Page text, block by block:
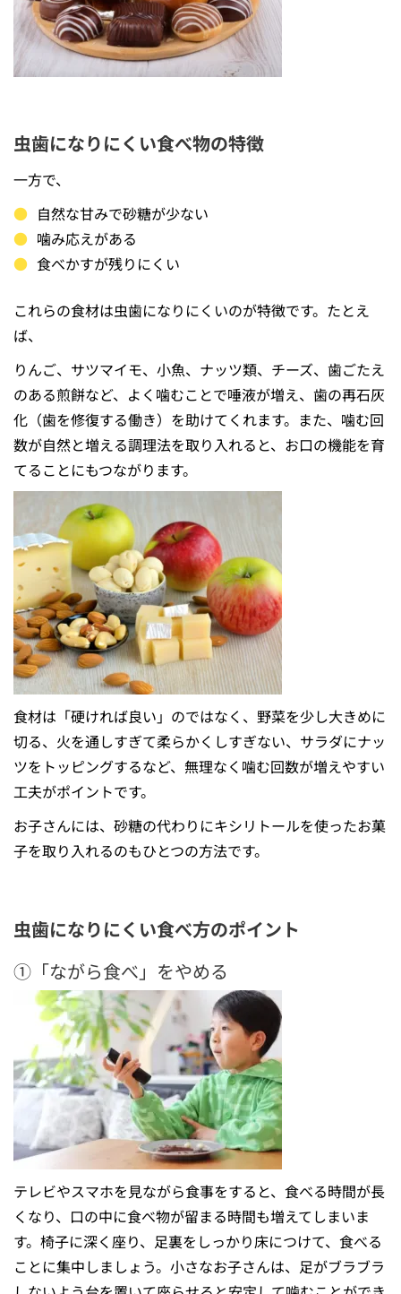
虫歯になりにくい食べ物の特徴
一方で、
自然な甘みで砂糖が少ない
噛み応えがある
食べかすが残りにくい
これらの食材は虫歯になりにくいのが特徴です。たとえ
ば、
りんご、サツマイモ、小魚、ナッツ類、チーズ、歯ごたえ
のある煎餅など、よく噛むことで唾液が増え、歯の再石灰
化（歯を修復する働き）を助けてくれます。また、噛む回
数が自然と増える調理法を取り入れると、お口の機能を育
てることにもつながります。
食材は「硬ければ良い」のではなく、野菜を少し大きめに
切る、火を通しすぎて柔らかくしすぎない、サラダにナッ
ツをトッピングするなど、無理なく噛む回数が増えやすい
工夫がポイントです。
お子さんには、砂糖の代わりにキシリトールを使ったお菓
子を取り入れるのもひとつの方法です。
虫歯になりにくい食べ方のポイント
①「ながら食べ」をやめる
テレビやスマホを見ながら食事をすると、食べる時間が長
くなり、口の中に食べ物が留まる時間も増えてしまいま
す。椅子に深く座り、足裏をしっかり床につけて、食べる
ことに集中しましょう。小さなお子さんは、足がブラブラ